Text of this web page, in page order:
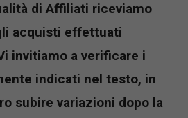
di Affiliati riceviamo
acquisti effettuati
invitiamo a verificare i
indicati nel testo, in
subire variazioni dopo la